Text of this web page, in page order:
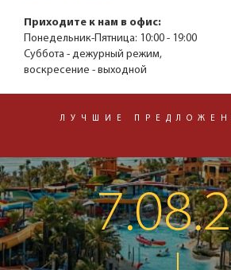
Приходите к нам в офис:
Понедельник-Пятница: 10:00 - 19:00
Суббота - дежурный режим,
воскресение - выходной
ЛУЧШИЕ